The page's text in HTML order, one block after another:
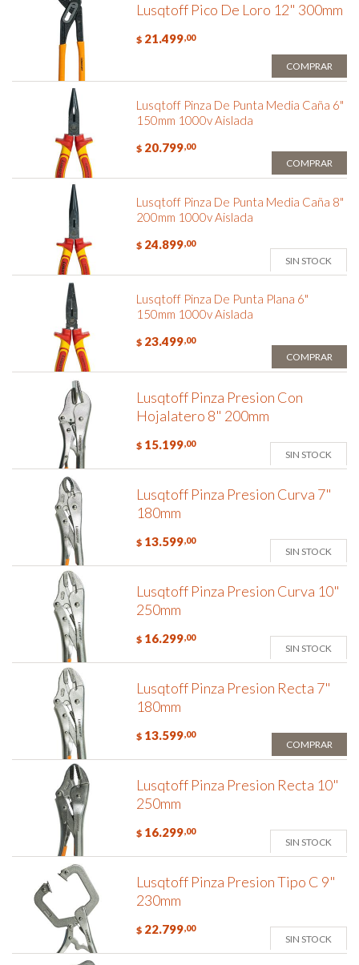
Lusqtoff Pico De Loro 12" 300mm
$ 21.499,00
COMPRAR
Lusqtoff Pinza De Punta Media Caña 6"
150mm 1000v Aislada
$ 20.799,00
COMPRAR
Lusqtoff Pinza De Punta Media Caña 8"
200mm 1000v Aislada
$ 24.899,00
SIN STOCK
Lusqtoff Pinza De Punta Plana 6"
150mm 1000v Aislada
$ 23.499,00
COMPRAR
Lusqtoff Pinza Presion Con
Hojalatero 8" 200mm
$ 15.199,00
SIN STOCK
Lusqtoff Pinza Presion Curva 7"
180mm
$ 13.599,00
SIN STOCK
Lusqtoff Pinza Presion Curva 10"
250mm
$ 16.299,00
SIN STOCK
Lusqtoff Pinza Presion Recta 7"
180mm
$ 13.599,00
COMPRAR
Lusqtoff Pinza Presion Recta 10"
250mm
$ 16.299,00
SIN STOCK
Lusqtoff Pinza Presion Tipo C 9"
230mm
$ 22.799,00
SIN STOCK